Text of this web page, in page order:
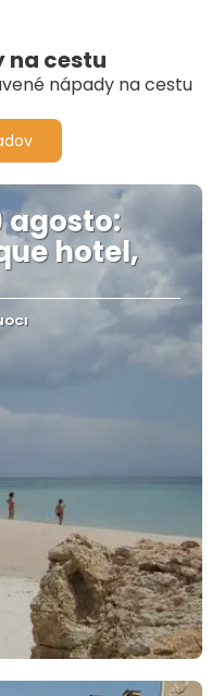
na cestu
nápady na cestu
agosto:
hotel,